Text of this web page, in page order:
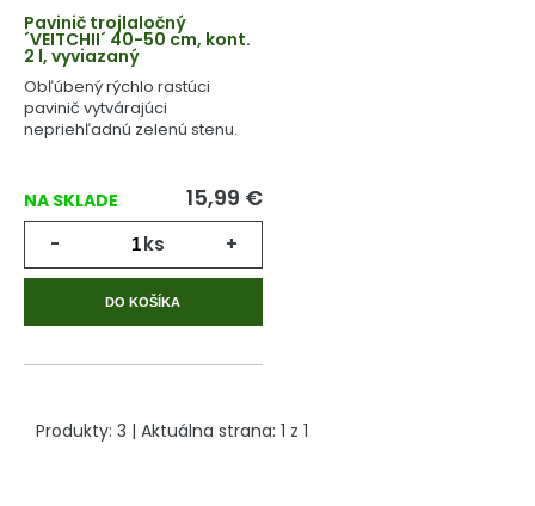
Pavinič trojlaločný
´VEITCHII´ 40-50 cm, kont.
2 l, vyviazaný
Obľúbený rýchlo rastúci
pavinič vytvárajúci
nepriehľadnú zelenú stenu.
NA SKLADE 15,99 €
- ks +
DO KOŠÍKA
Produkty: 3 | Aktuálna strana: 1 z 1